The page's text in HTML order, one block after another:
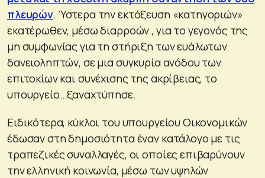
πλευρών. Ύστερα την εκτόξευση «κατηγοριών»
εκατέρωθεν, μέσω διαρροών , για το γεγονός της
μη συμφωνίας για τη στήριξη των ευάλωτων
δανειοληπτών, σε μια συγκυρία ανόδου των
επιτοκίων και συνέχισης της ακρίβειας, το
υπουργείο…ξαναχτύπησε.
Ειδικότερα, κύκλοι του υπουργείου Οικονομικών
έδωσαν στη δημοσιότητα έναν κατάλογο με τις
τραπεζικές συναλλαγές, οι οποίες επιβαρύνουν
την ελληνική κοινωνία, μέσω των υψηλών